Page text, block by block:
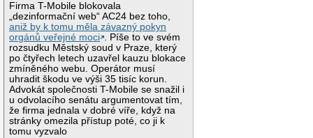
Firma T-Mobile blokovala
„dezinformační web“ AC24 bez toho,
aniž by k tomu měla závazný pokyn
orgánů veřejné moci . Píše to ve svém
rozsudku Městský soud v Praze, který
po čtyřech letech uzavřel kauzu blokace
zmíněného webu. Operátor musí
uhradit škodu ve výši 35 tisíc korun.
Advokát společnosti T-Mobile se snažil i
u odvolacího senátu argumentovat tím,
že firma jednala v dobré víře, když na
stránky omezila přístup poté, co ji k
tomu vyzvalo